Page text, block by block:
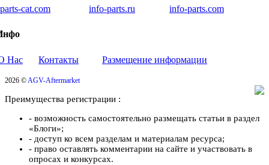
cat.com info-parts.ru info-parts.com
Нас Контакты Размещение информации
2026 ©AGV-Aftermarket
Преимущества регистрации :
- возможность самостоятельно размещать статьи в раздел
«Блоги»;
- доступ ко всем разделам и материалам ресурса;
- право оставлять комментарии на сайте и участвовать в
опросах и конкурсах.